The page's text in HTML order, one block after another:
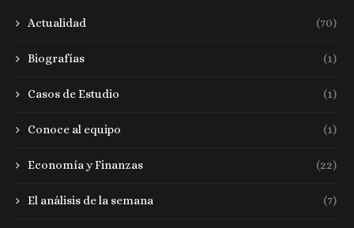
Actualidad (70)
Biografías (1)
Casos de Estudio (1)
Conoce al equipo (1)
Economía y Finanzas (22)
El análisis de la semana (7)